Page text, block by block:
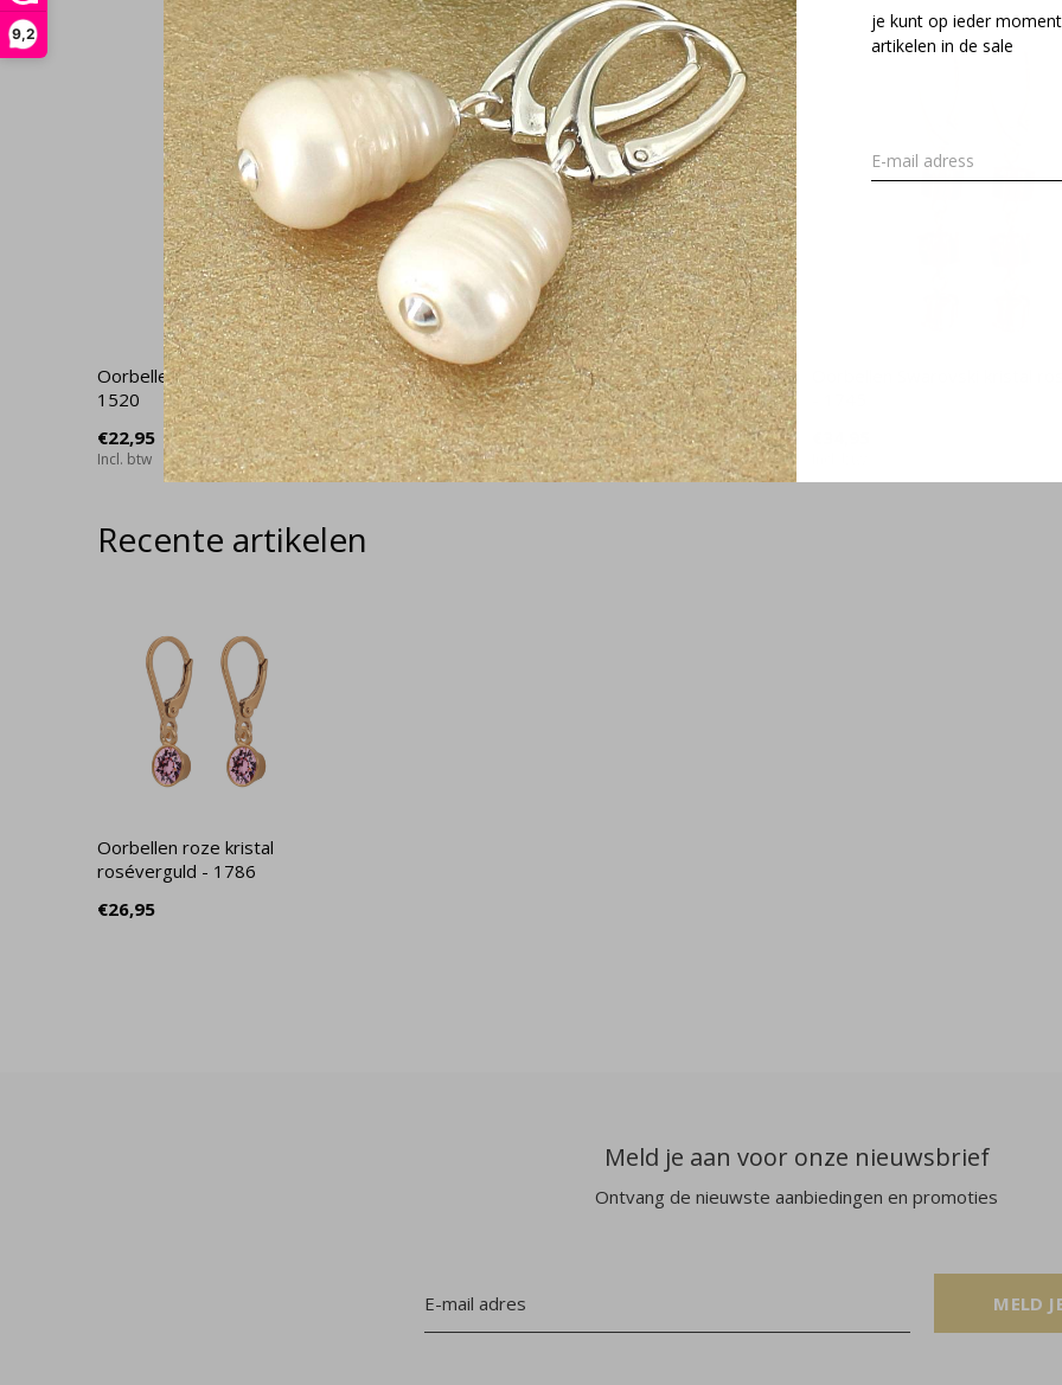
9,2
je kunt op ieder
artikelen in de sale
Oorbellen roze kristal roséverguld -
1520
€22,95
Incl. btw
Armband kristal hartje roséverguld -
1722
€27,95
Incl. btw
Recente artikelen
Oorbellen roze kristal
roséverguld - 1786
€26,95
Meld je aan voor onze nieuwsbrief
Ontvang de nieuwste aanbiedingen en promoties
MELD